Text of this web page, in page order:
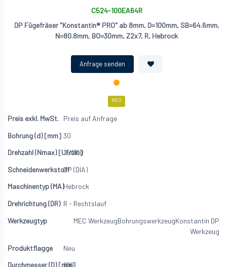
C524-100EA64R
DP Fügefräser "Konstantin® PRO" ab 8mm, D=100mm, SB=64.6mm,
N=80.8mm, BO=30mm, Z2x7, R, Hebrock
NEU
Preis auf Anfrage
30
15'200
DP (DIA)
Hebrock
R - Rechtslauf
MEC WerkzeugBohrungswerkzeugKonstantin DP
Werkzeug
Neu
100